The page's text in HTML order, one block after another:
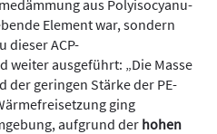
aus Polyiso­cy­anu­
Element war, sondern
dieser ACP-
weiter ausgeführt: „Die Masse
der geringen Stärke der PE-
ging
aufgrund der hohen